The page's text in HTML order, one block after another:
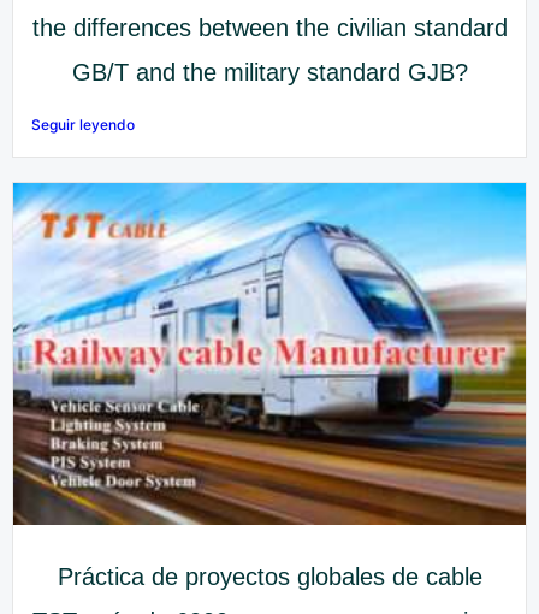
the differences between the civilian standard
GB/T and the military standard GJB?
Seguir leyendo
Práctica de proyectos globales de cable